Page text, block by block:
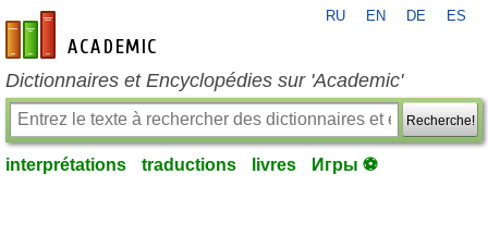
fr-academic.com
RU EN DE ES
Dictionnaires et Encyclopédies sur 'Academic'
Recherche!
interprétations traductions livres Игры ⚽